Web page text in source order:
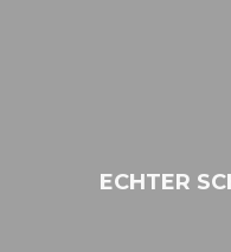
ECHTER